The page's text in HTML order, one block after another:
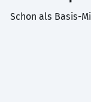
Schon als Basis-